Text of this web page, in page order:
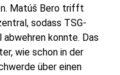
Matúš Bero trifft
sodass TSG-
abwehren konnte. Das
wie schon in der
über einen